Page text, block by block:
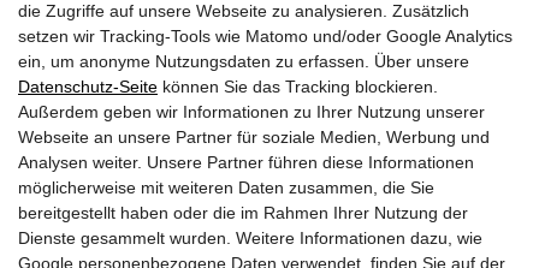
die Zugriffe auf unsere Webseite zu analysieren. Zusätzlich
setzen wir Tracking-Tools wie Matomo und/oder Google Analytics
ein, um anonyme Nutzungsdaten zu erfassen. Über unsere
Datenschutz-Seite können Sie das Tracking blockieren.
Außerdem geben wir Informationen zu Ihrer Nutzung unserer
Webseite an unsere Partner für soziale Medien, Werbung und
Analysen weiter. Unsere Partner führen diese Informationen
möglicherweise mit weiteren Daten zusammen, die Sie
bereitgestellt haben oder die im Rahmen Ihrer Nutzung der
Dienste gesammelt wurden. Weitere Informationen dazu, wie
Google personenbezogene Daten verwendet, finden Sie auf der
Mitglieder
Fuhrpark
Aufgaben
Wespenbeseitigung
Jugend